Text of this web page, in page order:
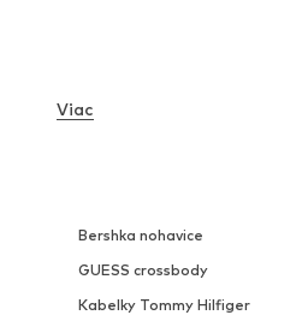
Bershka nohavice
GUESS crossbody
Kabelky Tommy Hilfiger
Viac